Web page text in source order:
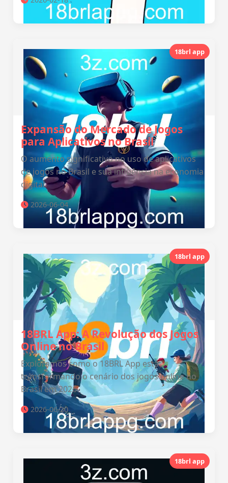
18brl app
Expansão do Mercado de Jogos
para Aplicativos no Brasil
O aumento significativo no uso de aplicativos
de jogos no Brasil e sua influência na economia
digital.
2026-06-04
18brl app
18BRL App: A Revolução dos Jogos
Online no Brasil
Exploramos como o 18BRL App está
transformando o cenário dos jogos online no
Brasil em 2026.
2026-06-20
18brl app